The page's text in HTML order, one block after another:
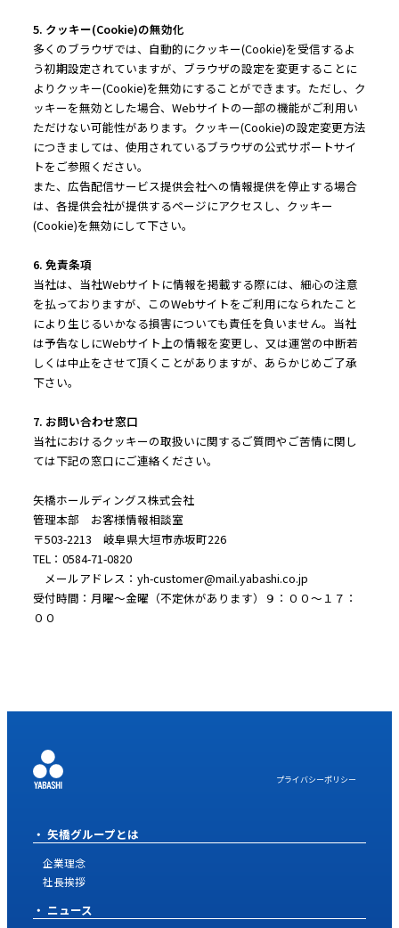
5. クッキー(Cookie)の無効化
多くのブラウザでは、自動的にクッキー(Cookie)を受信するよ
う初期設定されていますが、ブラウザの設定を変更することに
よりクッキー(Cookie)を無効にすることができます。ただし、ク
ッキーを無効とした場合、Webサイトの一部の機能がご利用い
ただけない可能性があります。クッキー(Cookie)の設定変更方法
につきましては、使用されているブラウザの公式サポートサイ
トをご参照ください。
また、広告配信サービス提供会社への情報提供を停止する場合
は、各提供会社が提供するページにアクセスし、クッキー
(Cookie)を無効にして下さい。
6. 免責条項
当社は、当社Webサイトに情報を掲載する際には、細心の注意
を払っておりますが、このWebサイトをご利用になられたこと
により生じるいかなる損害についても責任を負いません。当社
は予告なしにWebサイト上の情報を変更し、又は運営の中断若
しくは中止をさせて頂くことがありますが、あらかじめご了承
下さい。
7. お問い合わせ窓口
当社におけるクッキーの取扱いに関するご質問やご苦情に関し
ては下記の窓口にご連絡ください。
矢橋ホールディングス株式会社
管理本部 お客様情報相談室
〒503-2213 岐阜県大垣市赤坂町226
TEL：0584-71-0820
メールアドレス：yh-customer@mail.yabashi.co.jp
受付時間：月曜～金曜（不定休があります）９：００～１７：
００
プライバシーポリシー
矢橋グループとは
企業理念
社長挨拶
ニュース